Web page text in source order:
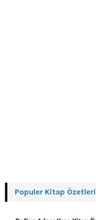
Populer Kitap Özetleri